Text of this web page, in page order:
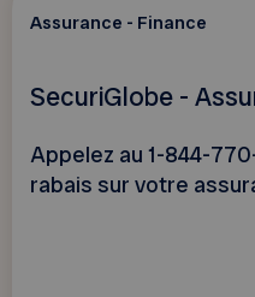
Assurance - Finance
SecuriGlobe -
Appelez au 1-844-
rabais sur votre